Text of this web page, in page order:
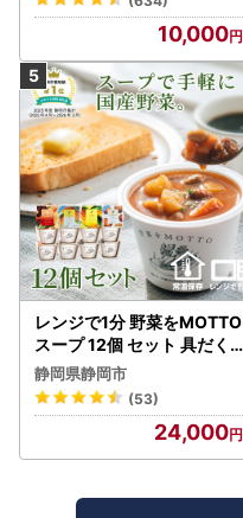
10,000
レンジで1分 野菜をMOTTO
スープ 12個 セット 具だく
さんスープ 朝食 惣菜 国産
野菜 常温保存
静岡県静岡市
(53)
24,000